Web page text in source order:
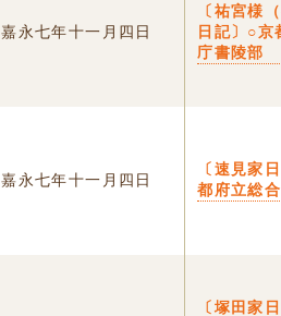
嘉永七年十一月四日
〔祐宮様
日記〕○京
庁書陵部
嘉永七年十一月四日
〔速見家
都府立総
〔塚田家